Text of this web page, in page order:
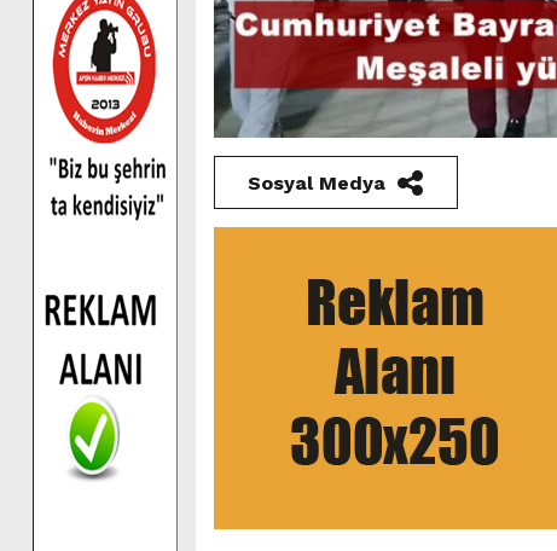
Sosyal Medya